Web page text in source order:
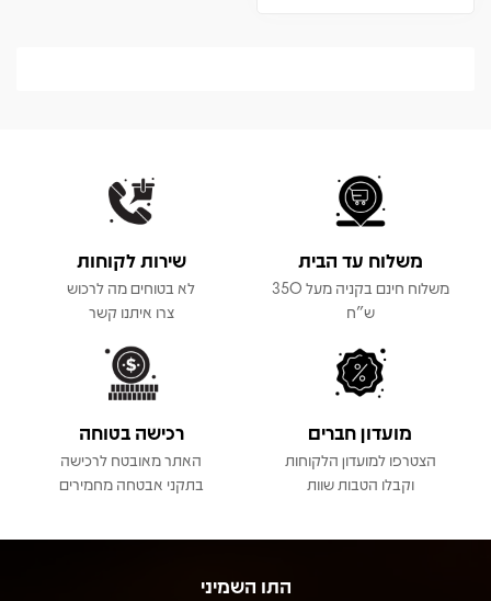
משלוח עד הבית
משלוח חינם בקניה מעל 350
ש"ח
שירות לקוחות
לא בטוחים מה לרכוש
צרו איתנו קשר
מועדון חברים
הצטרפו למועדון הלקוחות
וקבלו הטבות שוות
רכישה בטוחה
האתר מאובטח לרכישה
בתקני אבטחה מחמירים
התו השמיני